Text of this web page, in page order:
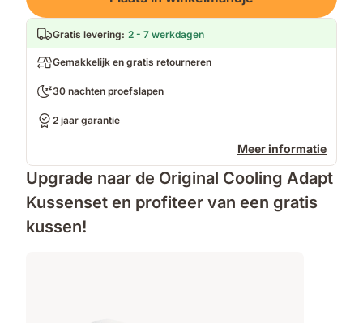
Gratis levering: 2 - 7 werkdagen
Gemakkelijk en gratis retourneren
30 nachten proefslapen
2 jaar garantie
Meer informatie
Upgrade naar de Original Cooling Adapt
Kussenset en profiteer van een gratis
kussen!